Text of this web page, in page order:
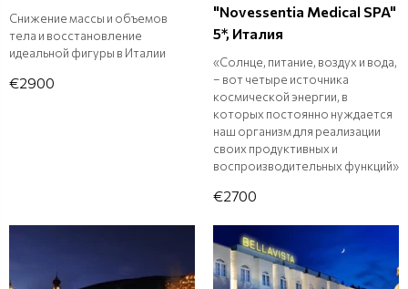
Снижение массы и объемов
тела и восстановление
идеальной фигуры в Италии
€2900
"Novessentia Medical SPA"
5*, Италия
«Солнце, питание, воздух и вода,
– вот четыре источника
космической энергии, в
которых постоянно нуждается
наш организм для реализации
своих продуктивных и
воспроизводительных функций»
€2700